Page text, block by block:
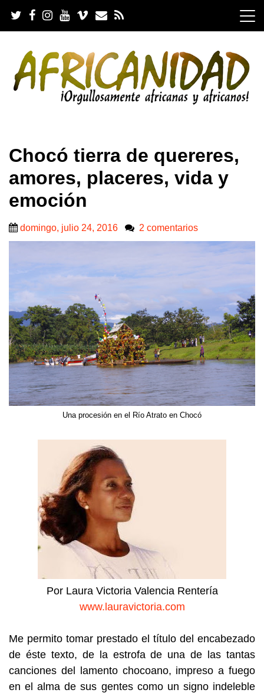
i
Chocó tierra de quereres,
amores, placeres, vida y
emoción
domingo, julio 24, 2016 2 comentarios
Una procesión en el Río Atrato en Chocó
Por Laura Victoria Valencia Rentería
www.lauravictoria.com
Me permito tomar prestado el título del encabezado
de éste texto, de la estrofa de una de las tantas
canciones del lamento chocoano, impreso a fuego
en el alma de sus gentes como un signo indeleble